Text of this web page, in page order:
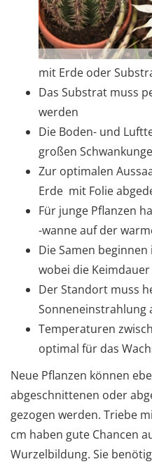
mit Erde oder
Das Substrat muss
werden
Die Boden- und
großen
Zur optimalen
Erde mit Folie
Für junge Pflanzen
-wanne auf der
Die Samen
wobei die
Der Standort muss
Sonneneinstrahlung
Temperaturen
optimal für das
Neue Pflanzen können
abgeschnittenen oder
gezogen werden. Triebe
cm haben gute Chancen
Wurzelbildung. Sie